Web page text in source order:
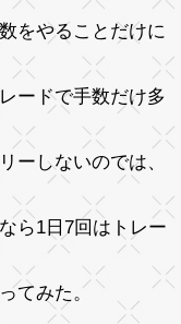
をやることだけに
ドで手数だけ多
ーしないのでは、
ら1日7回はトレー
てみた。